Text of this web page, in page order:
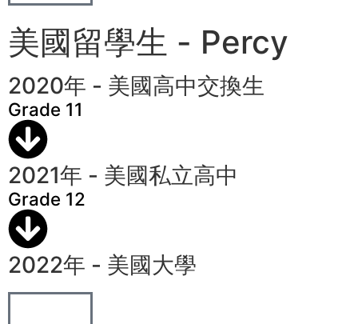
美國留學生 - Percy
2020年 - 美國高中交換生
Grade 11
2021年 - 美國私立高中
Grade 12
2022年 - 美國大學